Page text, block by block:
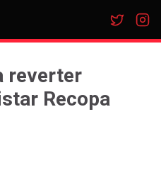
reverter
Recopa